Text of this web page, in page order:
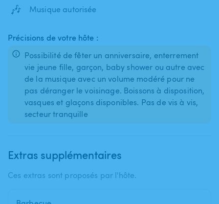
🎶 Musique autorisée
Précisions de votre hôte :
Possibilité de fêter un anniversaire, enterrement
vie jeune fille, garçon, baby shower ou autre avec
de la musique avec un volume modéré pour ne
pas déranger le voisinage. Boissons à disposition,
vasques et glaçons disponibles. Pas de vis à vis,
secteur tranquille
Extras supplémentaires
Ces extras sont proposés par l'hôte.